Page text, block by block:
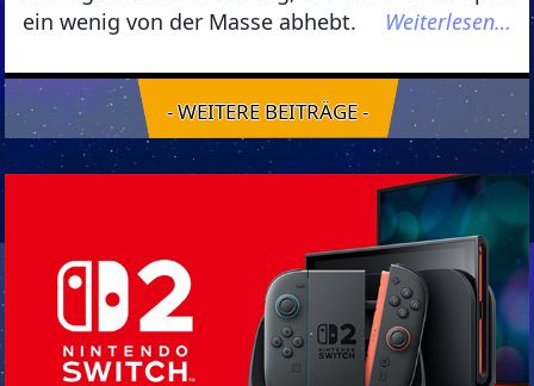
ein wenig von der Masse abhebt.
Weiterlesen…
- WEITERE BEITRÄGE -